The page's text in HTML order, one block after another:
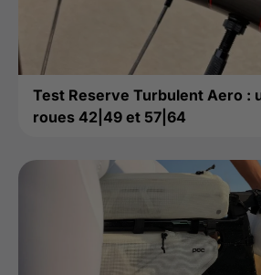
Test Reserve Turbulent Aero :
roues 42|49 et 57|64